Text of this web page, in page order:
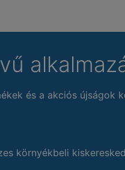
és a akciós újságok
környékbeli